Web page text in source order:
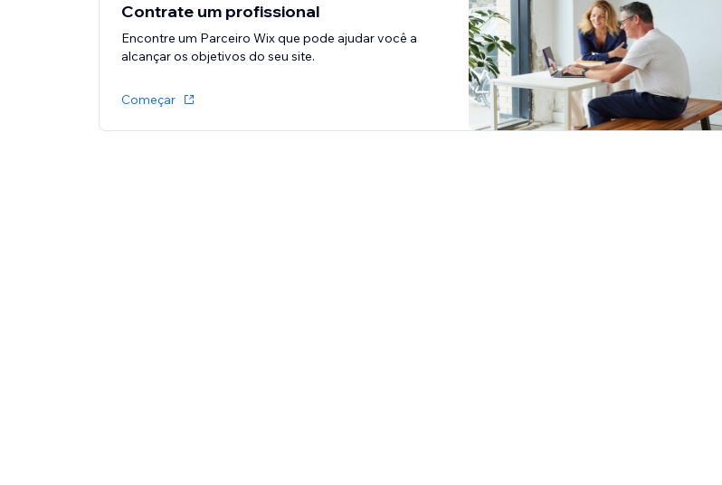
Contrate um profissional
Encontre um Parceiro Wix que pode ajudar você a
alcançar os objetivos do seu site.
Começar